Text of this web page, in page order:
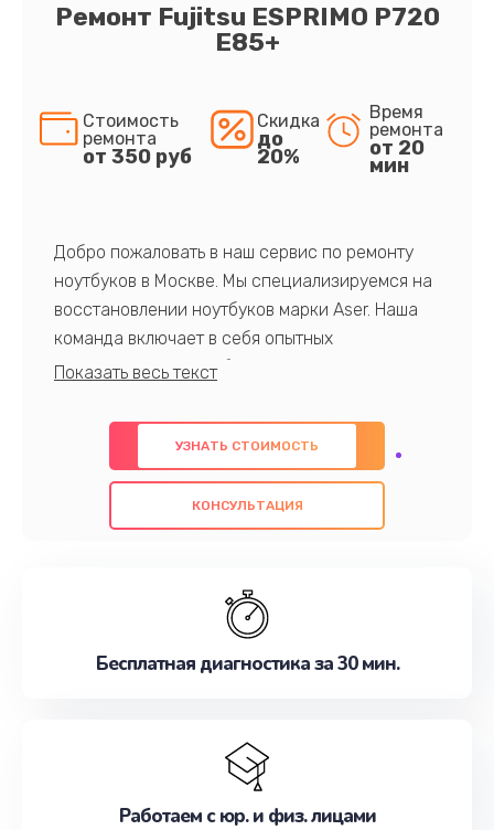
Ремонт Fujitsu ESPRIMO P720
E85+
Стоимость
ремонта
от 350 руб
Скидка
до
20%
Время
ремонта
от 20
мин
Добро пожаловать в наш сервис по ремонту
ноутбуков в Москве. Мы специализируемся на
восстановлении ноутбуков марки Aser. Наша
команда включает в себя опытных
профессионалов с обширными знаниями и
предлагаем быстрый и качественный ремонт с
использованием оригинальных компонентов, а
также гарантируем качество всех
проведенных работ. Наша цель - предоставить
наилучшим образом. Не медлите записаться на
УЗНАТЬ СТОИМОСТЬ
КОНСУЛЬТАЦИЯ
Бесплатная диагностика за 30 мин.
Работаем с юр. и физ. лицами